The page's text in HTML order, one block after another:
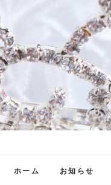
ホーム お知らせ